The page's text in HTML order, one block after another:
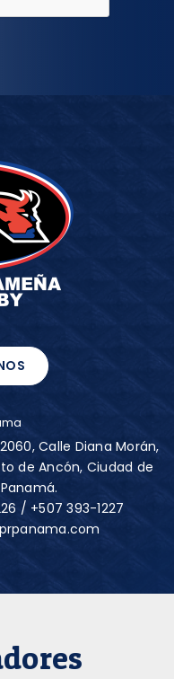
Calle Diana Morán,
de Ancón, Ciudad de
/ +507 393-1227